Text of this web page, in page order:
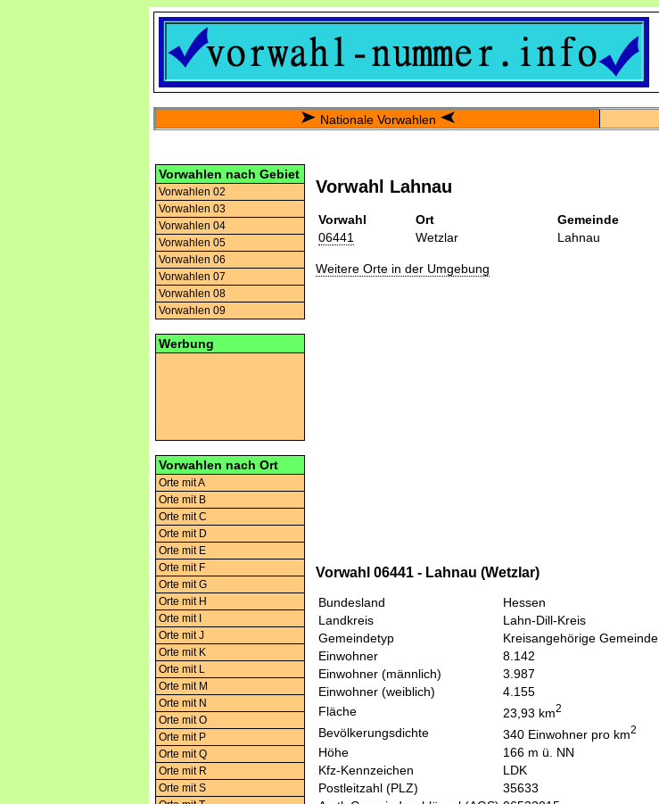
Nationale Vorwahlen
Vorwahlen nach Gebiet
Vorwahlen 02
Vorwahlen 03
Vorwahlen 04
Vorwahlen 05
Vorwahlen 06
Vorwahlen 07
Vorwahlen 08
Vorwahlen 09
Werbung
Vorwahlen nach Ort
Orte mit A
Orte mit B
Orte mit C
Orte mit D
Orte mit E
Orte mit F
Orte mit G
Orte mit H
Orte mit I
Orte mit J
Orte mit K
Orte mit L
Orte mit M
Orte mit N
Orte mit O
Orte mit P
Orte mit Q
Orte mit R
Orte mit S
Vorwahl Lahnau
Vorwahl Ort
Gemeinde
06441
Wetzlar Lahnau
Weitere Orte in der Umgebung
Vorwahl 06441 - Lahnau (Wetzlar)
Bundesland
Hessen
Landkreis
Lahn-Dill-Kreis
Gemeindetyp
Kreisangehörige Gemeinde
Einwohner
8.142
Einwohner (männlich)
3.987
Einwohner (weiblich)
4.155
Fläche
23,93 km2
Bevölkerungsdichte 340 Einwohner pro km2
Höhe
166 m ü. NN
Kfz-Kennzeichen
LDK
Postleitzahl (PLZ)
35633